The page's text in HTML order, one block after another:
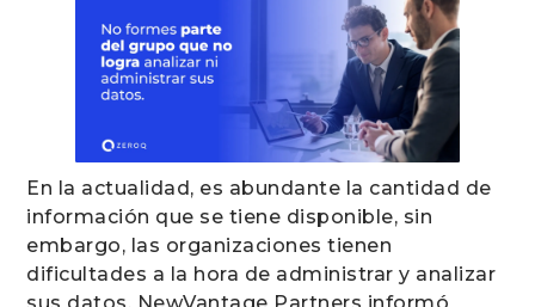
En la actualidad, es abundante la cantidad de
información que se tiene disponible, sin
embargo, las organizaciones tienen
dificultades a la hora de administrar y analizar